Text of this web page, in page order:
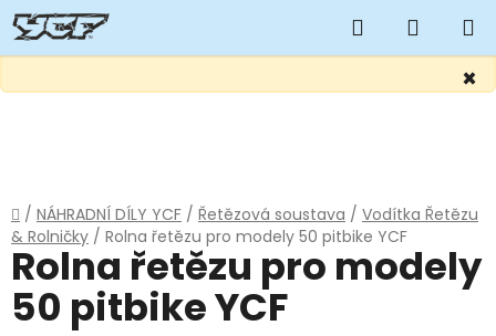
×
Hledat
KOŠÍK
Domů
/ NÁHRADNÍ DÍLY YCF / Řetězová soustava / Vodítka Řetězu
& Rolničky / Rolna řetězu pro modely 50 pitbike YCF
Rolna řetězu pro modely
50 pitbike YCF